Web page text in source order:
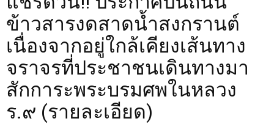
ข้าวสารงดสาดน้ำสงกรานต์
เนื่องจากอยู่ใกล้เคียงเส้นทาง
จราจรที่ประชาชนเดินทางมา
สักการะพระบรมศพในหลวง
ร.๙ (รายละเอียด)